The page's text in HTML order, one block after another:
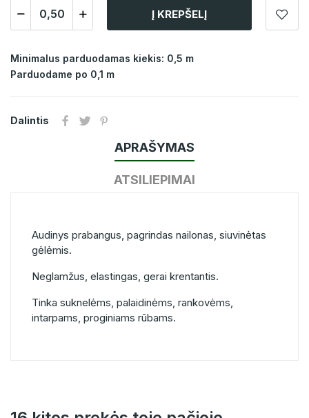
Į KREPŠELĮ
Minimalus parduodamas kiekis: 0,5 m
Parduodame po 0,1 m
Dalintis
APRAŠYMAS
ATSILIEPIMAI
Audinys prabangus, pagrindas nailonas, siuvinėtas
gėlėmis.
Neglamžus, elastingas, gerai krentantis.
Tinka suknelėms, palaidinėms, rankovėms,
intarpams, proginiams rūbams.